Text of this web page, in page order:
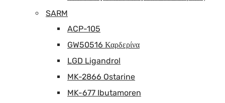
SARM
ACP-105
GW50516 Καρδερίνα
LGD Ligandrol
MK-2866 Ostarine
MK-677 Ibutamoren